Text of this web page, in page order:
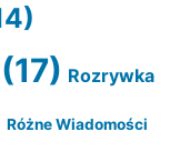
(17) Rozrywka
Różne Wiadomości